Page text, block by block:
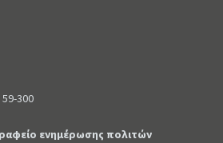
300
ενημέρωσης πολιτών